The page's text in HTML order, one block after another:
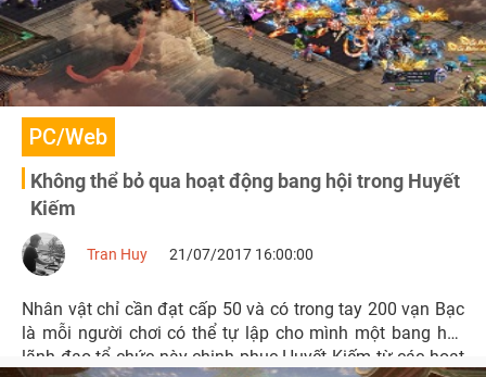
PC/Web
Không thể bỏ qua hoạt động bang hội trong Huyết
Kiếm
Tran Huy 21/07/2017 16:00:00
Nhân vật chỉ cần đạt cấp 50 và có trong tay 200 vạn Bạc
là mỗi người chơi có thể tự lập cho mình một bang hội,
lãnh đạo tổ chức này chinh phục Huyết Kiếm từ các hoạt